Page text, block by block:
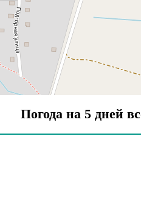
Погода на 5 дней